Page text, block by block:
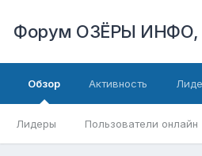
Форум ОЗЁРЫ ИНФО,
Обзор
Лидеры Пользователи онлайн
Активность